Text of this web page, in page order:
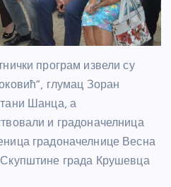
програм извели су
глумац Зоран
Шанца, а
и градоначелница
градоначелнице Весна
града Крушевца